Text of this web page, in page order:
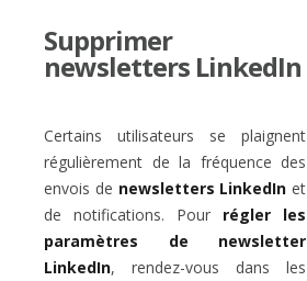
Supprimer
newsletters LinkedIn
Certains utilisateurs se plaignent
régulièrement de la fréquence des
envois de newsletters LinkedIn et
de notifications. Pour régler les
paramètres de newsletter
LinkedIn, rendez-vous dans les